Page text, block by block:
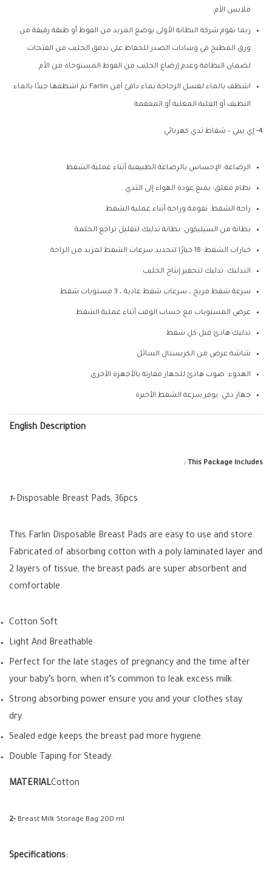
ملابس الأم.
ربما تقوم شركة البطانة الأولى بوضع المزيد من الفوط أو طبقة رقيقة من
ورق المطبخ في وسادات الصدر للحفاظ على تدفق الحليب من الفتحات.
لضمان النظافة وعدم إرضاع الحليب من الفوط المستوحاة من الأم
اشطف بالماء لغسل الزجاجة بماء دافئ آمن Farlin ثم اشطفها جيدًا بالماء
النظيف أو العلبة المغلية أو المعقمة
4- إي بيبي – شفاط ثدي كهربائي
الرضاعة: الإحساس بالرضاعة الطبيعية أثناء عملية الشفط
نظام مغلق: يمنع عودة الهواء إلى الثدي
راحة الشفط: نعومة وراحة أثناء عملية الشفط
بطانة من السيليكون: بطانة تدليك لتقليل تراجع الحلمة
خيارات الشفط: 18 خيارًا لتحديد سرعات الشفط لمزيد من الراحة
التدليك: تدليك لتحفيز إنتاج الحليب
سرعة شفط مريح ، سرعات شفط عادية ، 3 مستويات شفط
عرض المستويات مع حساب الوقت أثناء عملية الشفط
تدليك هادئ قبل كل شفط
شاشة عرض من الكريستال السائل
الهدوء: صوت هادئ للجهاز مقارنة بالأجهزة الأخرى
جهاز ذكي: يوفر سرعة الشفط الأخيرة
English Description
This Package Includes :
1- Disposable Breast Pads, 36pcs
This Farlin Disposable Breast Pads are easy to use and store.
Fabricated of absorbing cotton with a poly laminated layer and
2 layers of tissue, the breast pads are super absorbent and
comfortable.
Cotton Soft
Light And Breathable.
Perfect for the late stages of pregnancy and the time after
your baby’s born, when it’s common to leak excess milk.
Strong absorbing power ensure you and your clothes stay
dry.
Sealed edge keeps the breast pad more hygiene.
Double Taping for Steady.
MATERIALCotton
2- Breast Milk Storage Bag 200 ml
Specifications: